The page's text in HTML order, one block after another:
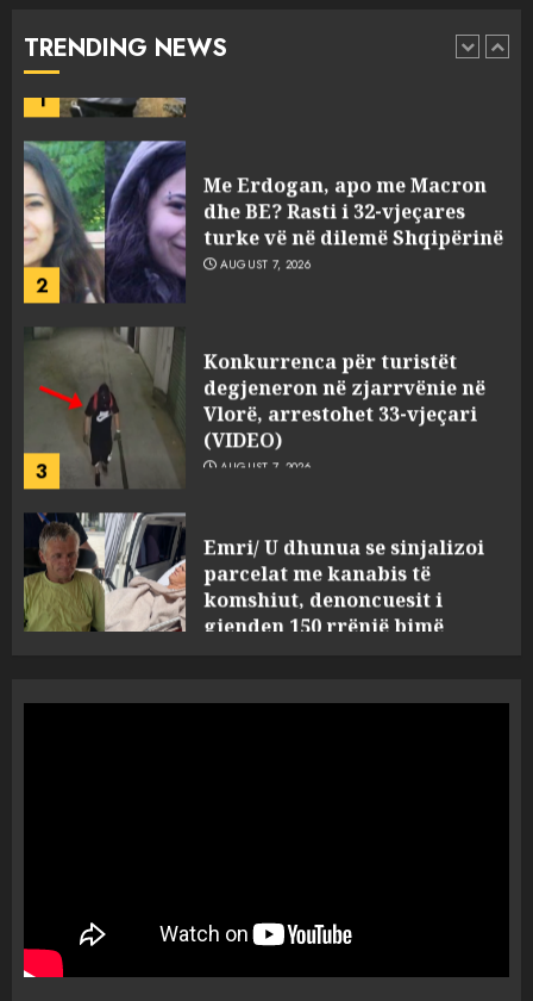
TRENDING NEWS
1
të cilin u përplas makina e
2
turke vë në dilemë Shqipërinë
AUGUST 7, 2026
Vlorë, arrestohet 33-vjeçari
(VIDEO)
AUGUST 7, 2026
4
komshiut, denoncuesit i
gjenden 150 rrënjë bimë
narkotike!
AUGUST 7, 2026
1
rrëfehet emigranti shqiptar.
Flet dhe shoferi i kamionit me
të cilin u përplas makina e